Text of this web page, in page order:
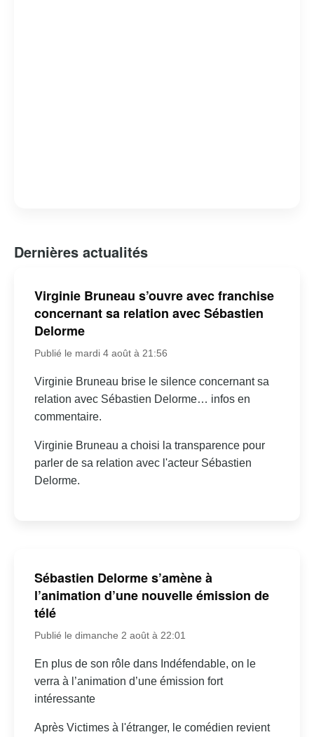
Dernières actualités
Virginie Bruneau s’ouvre avec franchise
concernant sa relation avec Sébastien
Delorme
Publié le mardi 4 août à 21:56
Virginie Bruneau brise le silence concernant sa
relation avec Sébastien Delorme… infos en
commentaire.
Virginie Bruneau a choisi la transparence pour
parler de sa relation avec l'acteur Sébastien
Delorme.
Sébastien Delorme s’amène à
l’animation d’une nouvelle émission de
télé
Publié le dimanche 2 août à 22:01
En plus de son rôle dans Indéfendable, on le
verra à l’animation d’une émission fort
intéressante
Après Victimes à l'étranger, le comédien revient